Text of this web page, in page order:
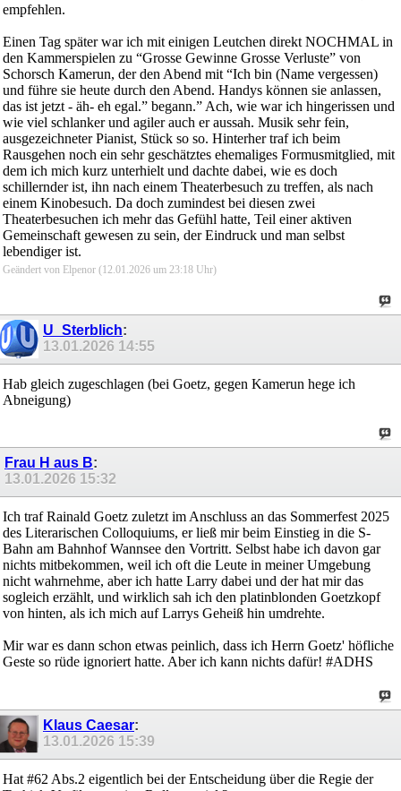
empfehlen.
Einen Tag später war ich mit einigen Leutchen direkt NOCHMAL in
den Kammerspielen zu “Grosse Gewinne Grosse Verluste” von
Schorsch Kamerun, der den Abend mit “Ich bin (Name vergessen)
und führe sie heute durch den Abend. Handys können sie anlassen,
das ist jetzt - äh- eh egal.” begann.” Ach, wie war ich hingerissen und
wie viel schlanker und agiler auch er aussah. Musik sehr fein,
ausgezeichneter Pianist, Stück so so. Hinterher traf ich beim
Rausgehen noch ein sehr geschätztes ehemaliges Formusmitglied, mit
dem ich mich kurz unterhielt und dachte dabei, wie es doch
schillernder ist, ihn nach einem Theaterbesuch zu treffen, als nach
einem Kinobesuch. Da doch zumindest bei diesen zwei
Theaterbesuchen ich mehr das Gefühl hatte, Teil einer aktiven
Gemeinschaft gewesen zu sein, der Eindruck und man selbst
lebendiger ist.
Geändert von Elpenor (12.01.2026 um 23:18 Uhr)
U_Sterblich:
13.01.2026 14:55
Hab gleich zugeschlagen (bei Goetz, gegen Kamerun hege ich
Abneigung)
Frau H aus B:
13.01.2026 15:32
Ich traf Rainald Goetz zuletzt im Anschluss an das Sommerfest 2025
des Literarischen Colloquiums, er ließ mir beim Einstieg in die S-
Bahn am Bahnhof Wannsee den Vortritt. Selbst habe ich davon gar
nichts mitbekommen, weil ich oft die Leute in meiner Umgebung
nicht wahrnehme, aber ich hatte Larry dabei und der hat mir das
sogleich erzählt, und wirklich sah ich den platinblonden Goetzkopf
von hinten, als ich mich auf Larrys Geheiß hin umdrehte.
Mir war es dann schon etwas peinlich, dass ich Herrn Goetz' höfliche
Geste so rüde ignoriert hatte. Aber ich kann nichts dafür! #ADHS
Klaus Caesar:
13.01.2026 15:39
Hat #62 Abs.2 eigentlich bei der Entscheidung über die Regie der